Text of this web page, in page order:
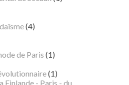
(4)
de Paris (1)
(1)
Finlande - Paris - du